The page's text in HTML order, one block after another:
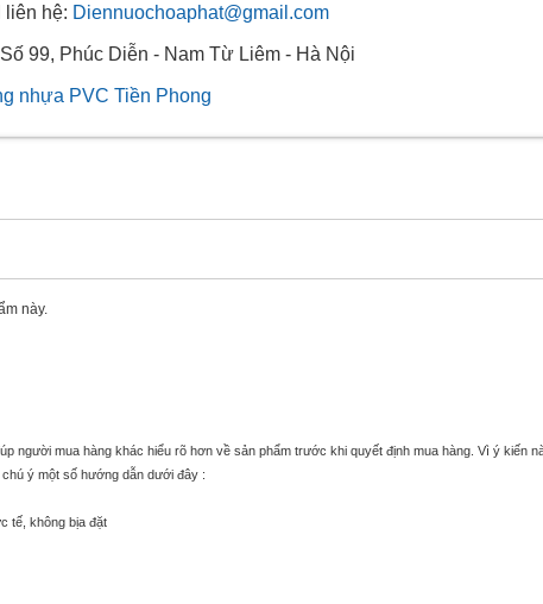
liên hệ: Diennuochoaphat@gmail.com
99, Phúc Diễn - Nam Từ Liêm - Hà Nội
nhựa PVC Tiền Phong
này.
người mua hàng khác hiểu rõ hơn về sản phẩm trước khi quyết định mua hàng. Vì ý kiến
ý một số hướng dẫn dưới đây :
tế, không bịa đặt